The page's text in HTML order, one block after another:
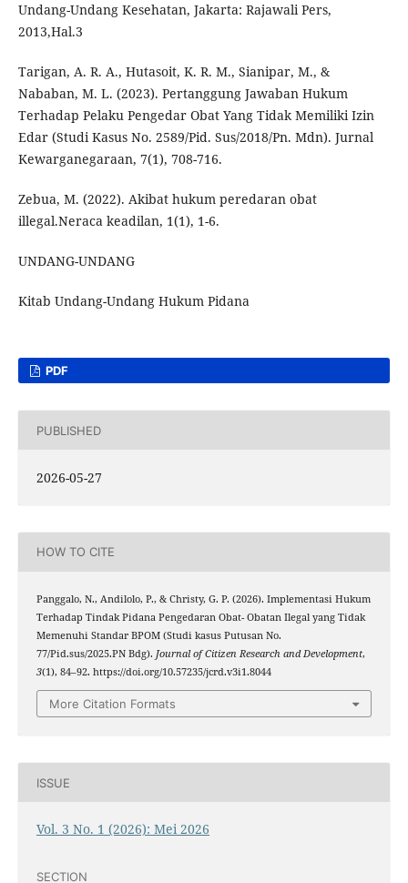
Undang-Undang Kesehatan, Jakarta: Rajawali Pers,
2013,Hal.3
Tarigan, A. R. A., Hutasoit, K. R. M., Sianipar, M., &
Nababan, M. L. (2023). Pertanggung Jawaban Hukum
Terhadap Pelaku Pengedar Obat Yang Tidak Memiliki Izin
Edar (Studi Kasus No. 2589/Pid. Sus/2018/Pn. Mdn). Jurnal
Kewarganegaraan, 7(1), 708-716.
Zebua, M. (2022). Akibat hukum peredaran obat
illegal.Neraca keadilan, 1(1), 1-6.
UNDANG-UNDANG
Kitab Undang-Undang Hukum Pidana
PDF
PUBLISHED
2026-05-27
HOW TO CITE
Panggalo, N., Andilolo, P., & Christy, G. P. (2026). Implementasi Hukum
Terhadap Tindak Pidana Pengedaran Obat- Obatan Ilegal yang Tidak
Memenuhi Standar BPOM (Studi kasus Putusan No.
77/Pid.sus/2025.PN Bdg). Journal of Citizen Research and Development,
3(1), 84–92. https://doi.org/10.57235/jcrd.v3i1.8044
More Citation Formats
ISSUE
Vol. 3 No. 1 (2026): Mei 2026
SECTION